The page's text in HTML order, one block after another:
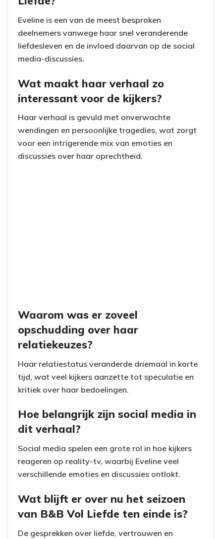
Eveline is een van de meest besproken
deelnemers vanwege haar snel veranderende
liefdesleven en de invloed daarvan op de social
media-discussies.
Wat maakt haar verhaal zo
interessant voor de kijkers?
Haar verhaal is gevuld met onverwachte
wendingen en persoonlijke tragedies, wat zorgt
voor een intrigerende mix van emoties en
discussies over haar oprechtheid.
Waarom was er zoveel
opschudding over haar
relatiekeuzes?
Haar relatiestatus veranderde driemaal in korte
tijd, wat veel kijkers aanzette tot speculatie en
kritiek over haar bedoelingen.
Hoe belangrijk zijn social media in
dit verhaal?
Social media spelen een grote rol in hoe kijkers
reageren op reality-tv, waarbij Eveline veel
verschillende emoties en discussies ontlokt.
Wat blijft er over nu het seizoen
van B&B Vol Liefde ten einde is?
De gesprekken over liefde, vertrouwen en